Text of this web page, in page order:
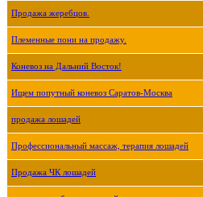
Продажа жеребцов.
Племенные пони на продажу.
Коневоз на Дальний Восток!
Ищем попутный коневоз Саратов-Москва
продажа лошадей
Профессиональный массаж, терапия лошадей
Продажа ЧК лошадей